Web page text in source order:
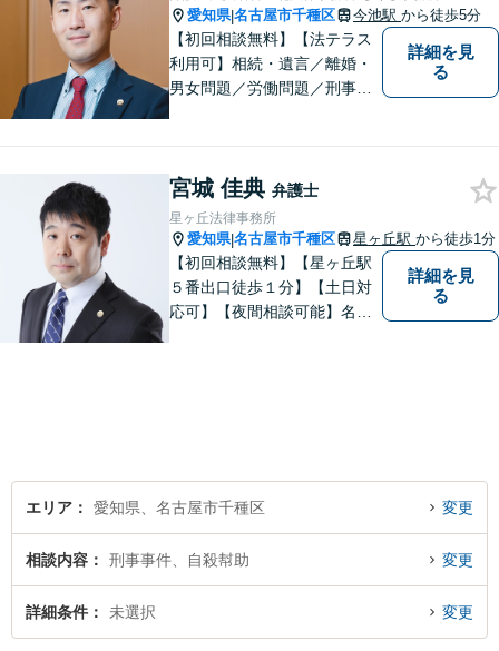
愛知県|名古屋市千種区 今池駅 から徒歩5分
【初回相談無料】【法テラス
利用可】相続・遺言／離婚・
男女問題／労働問題／刑事事
ご提供。小さなお困り事でも
構いません【夜間・休日面
談】【完全個室】【今池駅3
分】
詳細を見
る
宮城 佳典 弁護士
星ヶ丘法律事務所
愛知県|名古屋市千種区 星ヶ丘駅 から徒歩1分
【初回相談無料】【星ヶ丘駅
５番出口徒歩１分】【土日対
応可】【夜間相談可能】名古
詳細を見
る
エリア 愛知県、名古屋市千種区 変更
相談内容 刑事事件、自殺幇助 変更
詳細条件 未選択 変更